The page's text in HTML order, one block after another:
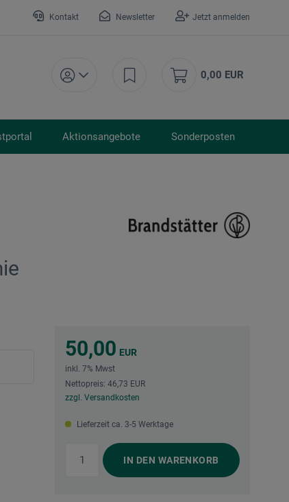
Kontakt Newsletter Jetzt anmelden
0,00 EUR
Aktionsangebote Sonderposten
50,00 EUR
inkl. 7% Mwst
Nettopreis: 46,73 EUR
zzgl. Versandkosten
Lieferzeit ca. 3-5 Werktage
IN DEN WARENKORB